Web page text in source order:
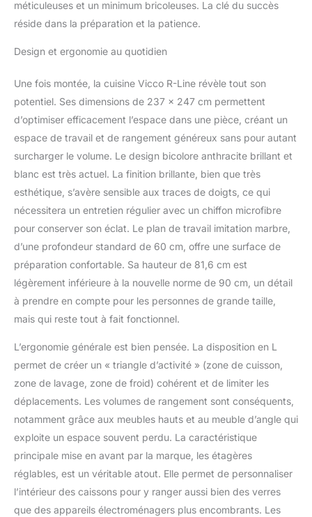
méticuleuses et un minimum bricoleuses. La clé du succès
réside dans la préparation et la patience.
Design et ergonomie au quotidien
Une fois montée, la cuisine Vicco R-Line révèle tout son
potentiel. Ses dimensions de 237 x 247 cm permettent
d’optimiser efficacement l’espace dans une pièce, créant un
espace de travail et de rangement généreux sans pour autant
surcharger le volume. Le design bicolore anthracite brillant et
blanc est très actuel. La finition brillante, bien que très
esthétique, s’avère sensible aux traces de doigts, ce qui
nécessitera un entretien régulier avec un chiffon microfibre
pour conserver son éclat. Le plan de travail imitation marbre,
d’une profondeur standard de 60 cm, offre une surface de
préparation confortable. Sa hauteur de 81,6 cm est
légèrement inférieure à la nouvelle norme de 90 cm, un détail
à prendre en compte pour les personnes de grande taille,
mais qui reste tout à fait fonctionnel.
L’ergonomie générale est bien pensée. La disposition en L
permet de créer un « triangle d’activité » (zone de cuisson,
zone de lavage, zone de froid) cohérent et de limiter les
déplacements. Les volumes de rangement sont conséquents,
notamment grâce aux meubles hauts et au meuble d’angle qui
exploite un espace souvent perdu. La caractéristique
principale mise en avant par la marque, les étagères
réglables, est un véritable atout. Elle permet de personnaliser
l’intérieur des caissons pour y ranger aussi bien des verres
que des appareils électroménagers plus encombrants. Les